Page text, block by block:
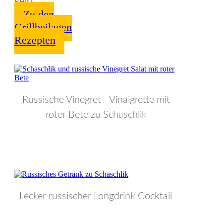
Zu den
Grillbeilagen
Rezepten
Russische Vinegret - Vinaigrette mit
roter Bete zu Schaschlik
Lecker russischer Longdrink Cocktail